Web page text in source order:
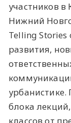
участников в
Нижний
Telling Stories
развития,
урбанистике.
блока